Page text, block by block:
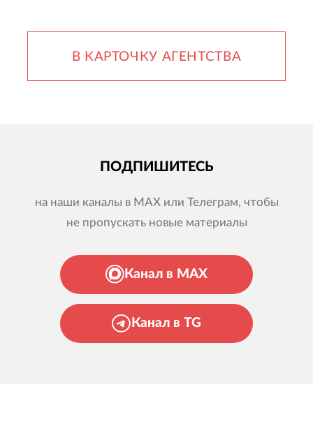
В КАРТОЧКУ АГЕНТСТВА
ПОДПИШИТЕСЬ
на наши каналы в MAX или Телеграм, чтобы
не пропускать новые материалы
Канал в MAX
Канал в TG